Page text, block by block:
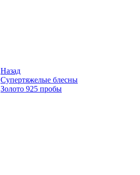
Назад
Супертяжелые блесны
Золото 925 пробы